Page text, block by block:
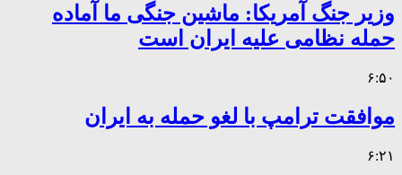
وزیر جنگ آمریکا: ماشین جنگی ما آماده
حمله نظامی علیه ایران است
۶:۵۰
موافقت ترامپ با لغو حمله به ایران
۶:۲۱